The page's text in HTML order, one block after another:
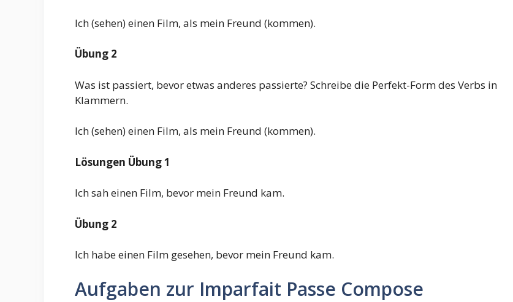
Ich (sehen) einen Film, als mein Freund (kommen).
Übung 2
Was ist passiert, bevor etwas anderes passierte? Schreibe die Perfekt-Form des Verbs in
Klammern.
Ich (sehen) einen Film, als mein Freund (kommen).
Lösungen Übung 1
Ich sah einen Film, bevor mein Freund kam.
Übung 2
Ich habe einen Film gesehen, bevor mein Freund kam.
Aufgaben zur Imparfait Passe Compose